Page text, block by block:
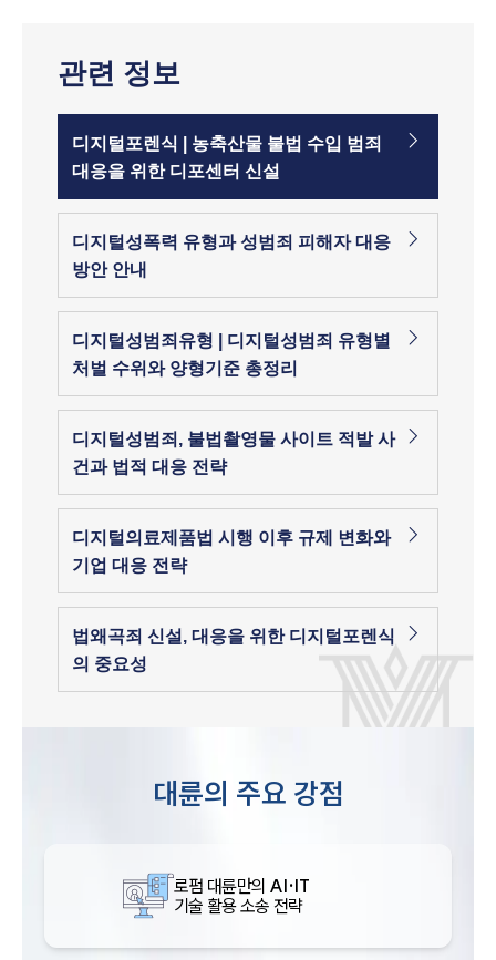
관련 정보
디지털포렌식 | 농축산물 불법 수입 범죄
대응을 위한 디포센터 신설
디지털성폭력 유형과 성범죄 피해자 대응
방안 안내
디지털성범죄유형 | 디지털성범죄 유형별
처벌 수위와 양형기준 총정리
디지털성범죄, 불법촬영물 사이트 적발 사
건과 법적 대응 전략
디지털의료제품법 시행 이후 규제 변화와
기업 대응 전략
법왜곡죄 신설, 대응을 위한 디지털포렌식
의 중요성
대륜의 주요 강점
로펌 대륜만의 AI·IT
기술 활용 소송 전략